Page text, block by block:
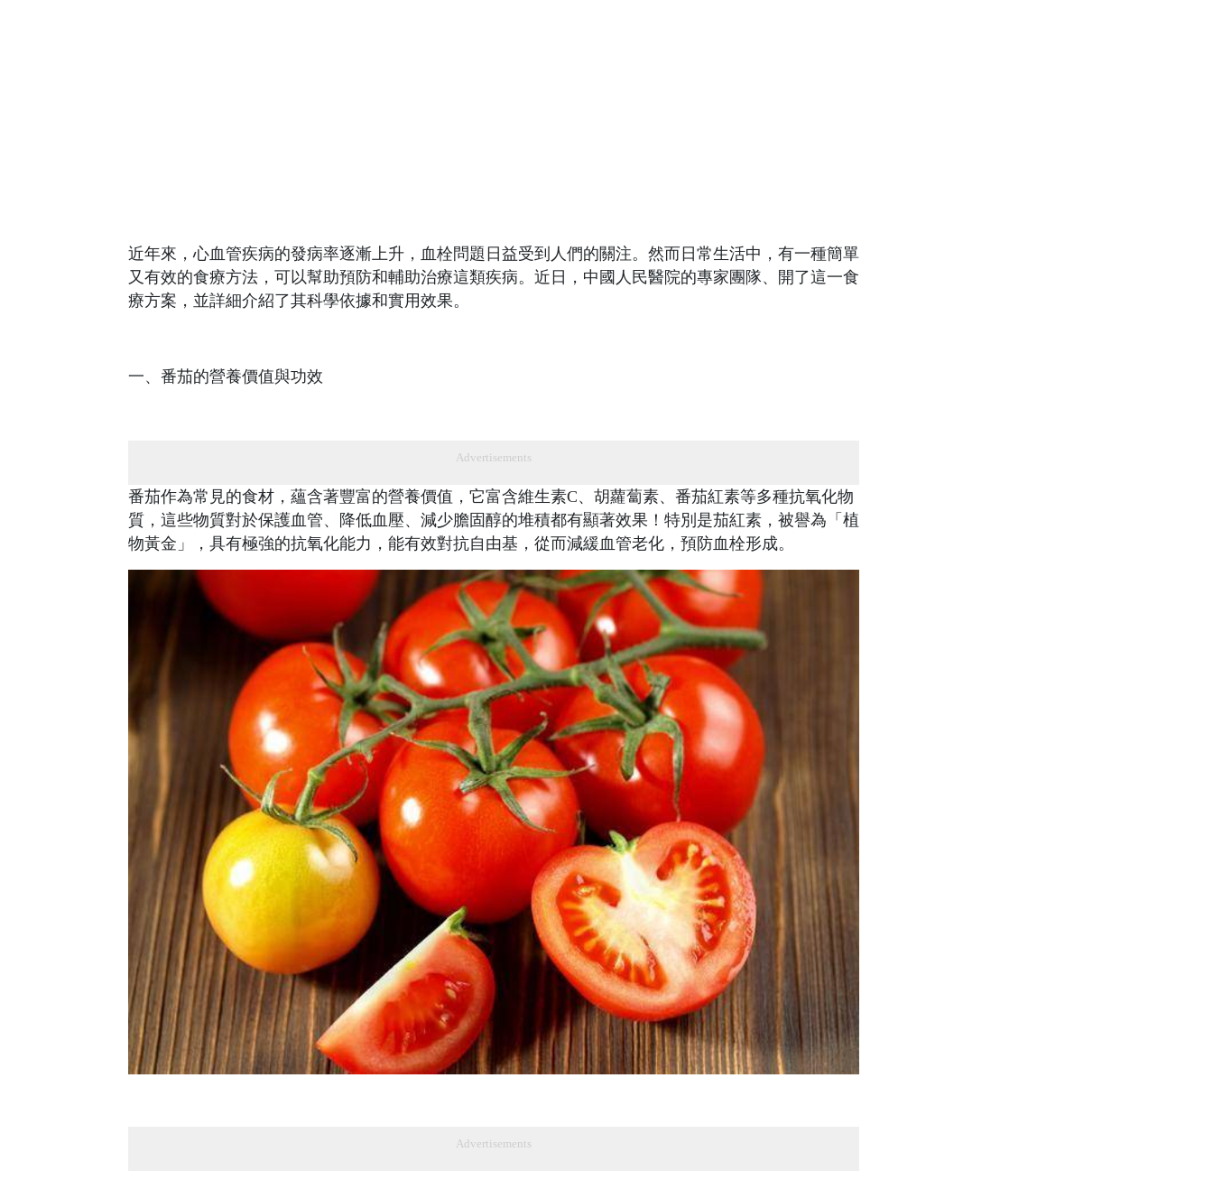
近年來，心血管疾病的發病率逐漸上升，血栓問題日益受到人們的關注。然而日常生活中，有一種簡單
又有效的食療方法，可以幫助預防和輔助治療這類疾病。近日，中國人民醫院的專家團隊、開了這一食
療方案，並詳細介紹了其科學依據和實用效果。
一、番茄的營養價值與功效
Advertisements
番茄作為常見的食材，蘊含著豐富的營養價值，它富含維生素C、胡蘿蔔素、番茄紅素等多種抗氧化物
質，這些物質對於保護血管、降低血壓、減少膽固醇的堆積都有顯著效果！特別是茄紅素，被譽為「植
物黃金」，具有極強的抗氧化能力，能有效對抗自由基，從而減緩血管老化，預防血栓形成。
Advertisements